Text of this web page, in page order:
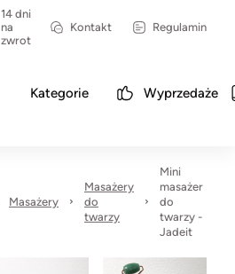
14 dni
na
zwrot
Kontakt Regulamin
Kategorie Wyprzedaże
Masażery
Masażery
do
twarzy
Mini
masażer
do
twarzy -
Jadeit